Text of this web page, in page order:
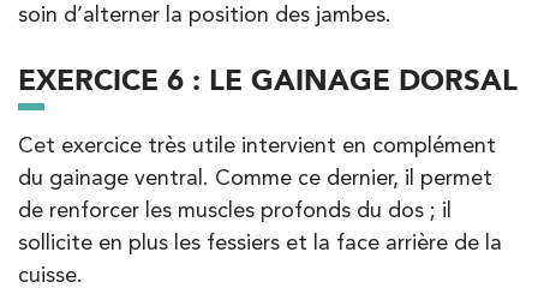
soin d’alterner la position des jambes.
EXERCICE 6 : LE GAINAGE DORSAL
Cet exercice très utile intervient en complément
du gainage ventral. Comme ce dernier, il permet
de renforcer les muscles profonds du dos ; il
sollicite en plus les fessiers et la face arrière de la
cuisse.